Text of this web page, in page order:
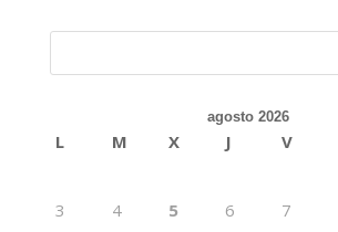
agosto 2026
L M X J V
3
4 5 6 7